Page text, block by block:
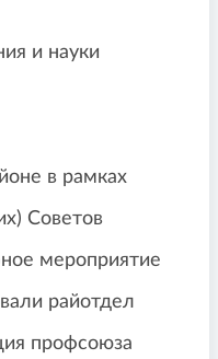
и науки
в рамках
Советов
мероприятие
райотдел
профсоюза